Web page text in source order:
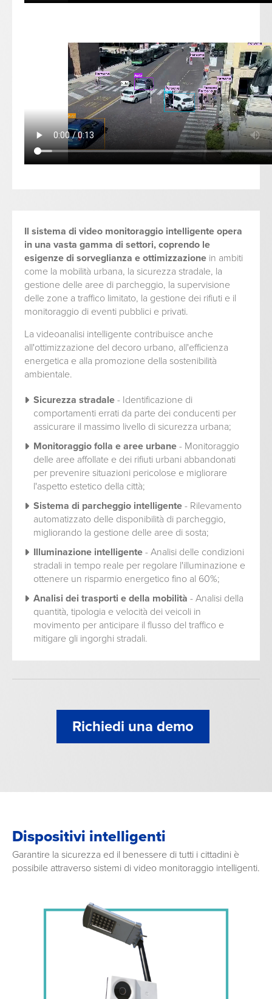
Il sistema di video monitoraggio intelligente opera
in una vasta gamma di settori, coprendo le
esigenze di sorveglianza e ottimizzazione in ambiti
come la mobilità urbana, la sicurezza stradale, la
gestione delle aree di parcheggio, la supervisione
delle zone a traffico limitato, la gestione dei rifiuti e il
monitoraggio di eventi pubblici e privati.
La videoanalisi intelligente contribuisce anche
all'ottimizzazione del decoro urbano, all'efficienza
energetica e alla promozione della sostenibilità
ambientale.
Sicurezza stradale - Identificazione di
comportamenti errati da parte dei conducenti per
assicurare il massimo livello di sicurezza urbana;
Monitoraggio folla e aree urbane - Monitoraggio
delle aree affollate e dei rifiuti urbani abbandonati
per prevenire situazioni pericolose e migliorare
l'aspetto estetico della città;
Sistema di parcheggio intelligente - Rilevamento
automatizzato delle disponibilità di parcheggio,
migliorando la gestione delle aree di sosta;
Illuminazione intelligente - Analisi delle condizioni
stradali in tempo reale per regolare l'illuminazione e
ottenere un risparmio energetico fino al 60%;
Analisi dei trasporti e della mobilità - Analisi della
quantità, tipologia e velocità dei veicoli in
movimento per anticipare il flusso del traffico e
mitigare gli ingorghi stradali.
Richiedi una demo
Dispositivi intelligenti
Garantire la sicurezza ed il benessere di tutti i cittadini è
possibile attraverso sistemi di video monitoraggio intelligenti.